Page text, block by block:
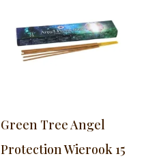
Green Tree Angel
Protection Wierook 15